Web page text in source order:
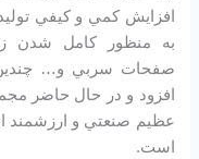
افزايش كمي و كيفي
به منظور كامل شدن
صفحات سربي و… چندين
افزود و در حال حاضر
عظيم صنعتي و ارزشمند
است.